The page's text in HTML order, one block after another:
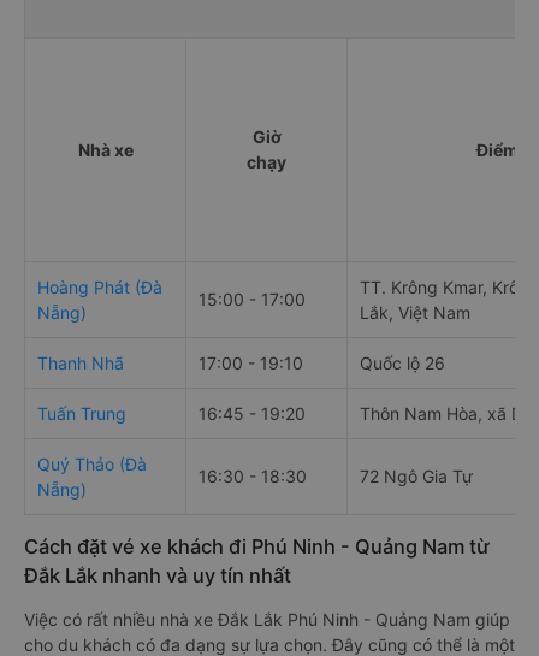
Nhà xe
Giờ
chạy
Điểm đi
Hoàng Phát (Đà
Nẵng)
15:00 - 17:00
TT. Krông Kmar,
Lắk, Việt Nam
Thanh Nhã 17:00 - 19:10 Quốc lộ 26
Tuấn Trung 16:45 - 19:20 Thôn Nam Hòa, xã
Quý Thảo (Đà
Nẵng)
16:30 - 18:30 72 Ngô Gia Tự
Cách đặt vé xe khách đi Phú Ninh - Quảng Nam từ
Đắk Lắk nhanh và uy tín nhất
Việc có rất nhiều nhà xe Đắk Lắk Phú Ninh - Quảng Nam giúp
cho du khách có đa dạng sự lựa chọn. Đây cũng có thể là một